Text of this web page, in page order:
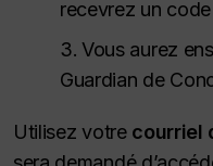
recevrez un
Vous aurez
Guardian de
Utilisez votre courriel